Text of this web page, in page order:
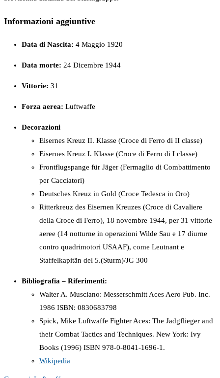
Informazioni aggiuntive
Data di Nascita: 4 Maggio 1920
Data morte: 24 Dicembre 1944
Vittorie: 31
Forza aerea: Luftwaffe
Decorazioni
Eisernes Kreuz II. Klasse (Croce di Ferro di II classe)
Eisernes Kreuz I. Klasse (Croce di Ferro di I classe)
Frontflugspange für Jäger (Fermaglio di Combattimento
per Cacciatori)
Deutsches Kreuz in Gold (Croce Tedesca in Oro)
Ritterkreuz des Eisernen Kreuzes (Croce di Cavaliere
della Croce di Ferro), 18 novembre 1944, per 31 vittorie
aeree (14 notturne in operazioni Wilde Sau e 17 diurne
contro quadrimotori USAAF), come Leutnant e
Staffelkapitän del 5.(Sturm)/JG 300
Bibliografia – Riferimenti:
Walter A. Musciano: Messerschmitt Aces Aero Pub. Inc.
1986 ISBN: 0830683798
Spick, Mike Luftwaffe Fighter Aces: The Jadgflieger and
their Combat Tactics and Techniques. New York: Ivy
Books (1996) ISBN 978-0-8041-1696-1.
Wikipedia